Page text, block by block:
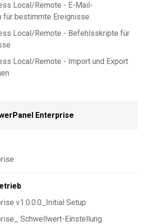
Local/Remote - E-Mail-
für bestimmte Ereignisse
Local/Remote - Befehlsskripte für
Local/Remote - Import und Export
Enterprise
v1.0.0.0_Initial Setup
Schwellwert-Einstellung